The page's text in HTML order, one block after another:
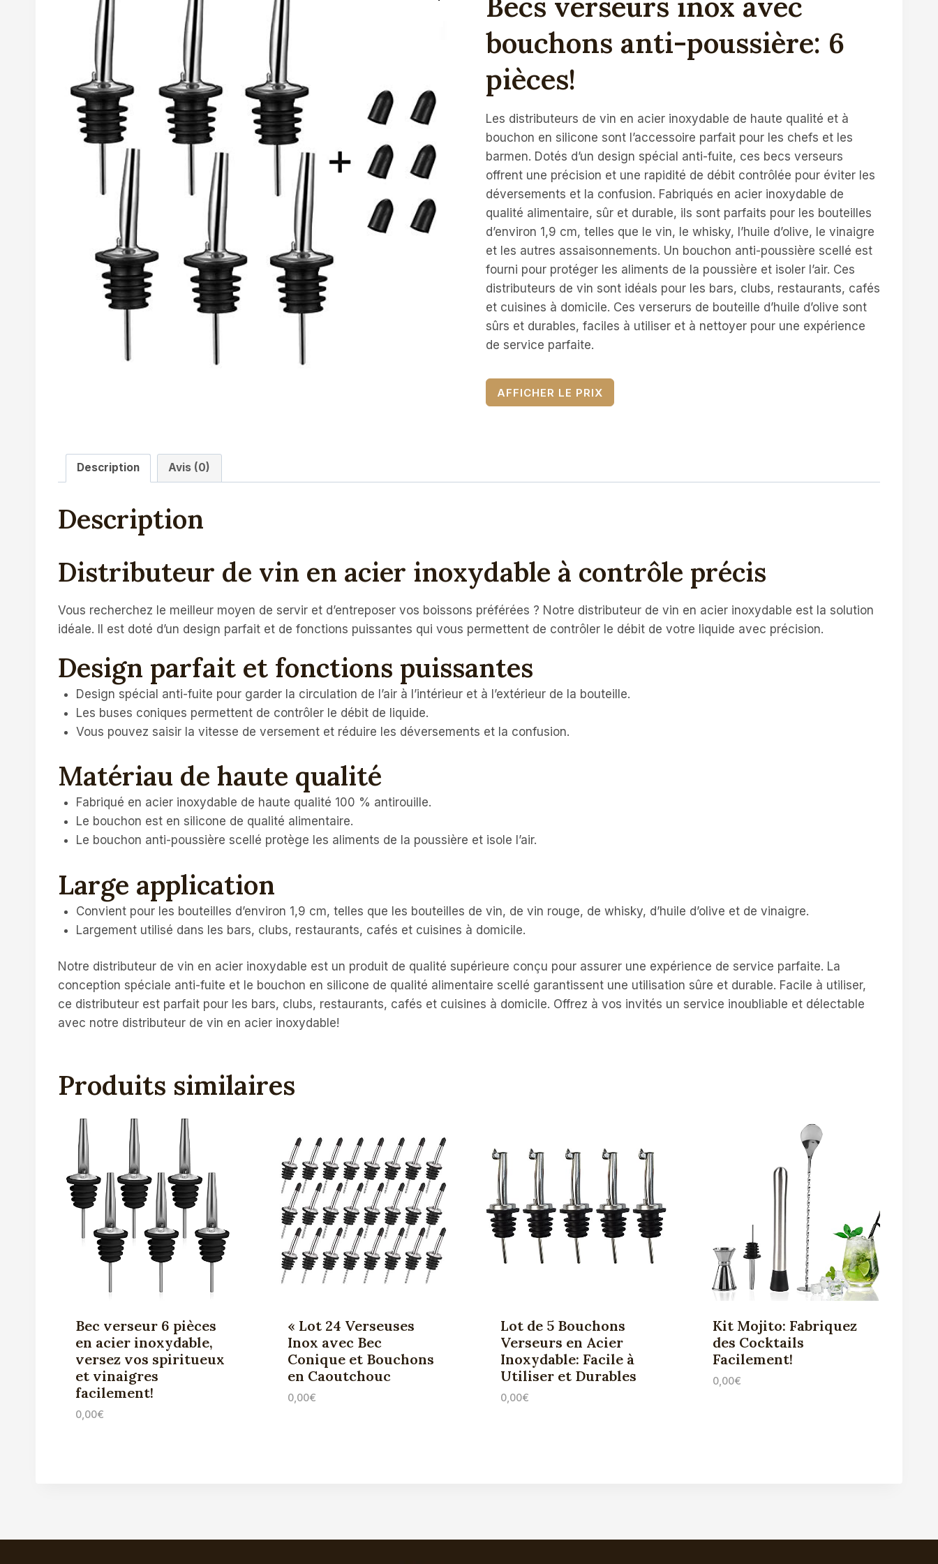
bouchons anti-poussière: 6
pièces!
Les distributeurs de vin en acier inoxydable de haute qualité et à
bouchon en silicone sont l’accessoire parfait pour les chefs et les
barmen. Dotés d’un design spécial anti-fuite, ces becs verseurs
offrent une précision et une rapidité de débit contrôlée pour éviter les
déversements et la confusion. Fabriqués en acier inoxydable de
qualité alimentaire, sûr et durable, ils sont parfaits pour les bouteilles
d’environ 1,9 cm, telles que le vin, le whisky, l’huile d’olive, le vinaigre
et les autres assaisonnements. Un bouchon anti-poussière scellé est
fourni pour protéger les aliments de la poussière et isoler l’air. Ces
distributeurs de vin sont idéals pour les bars, clubs, restaurants, cafés
et cuisines à domicile. Ces verserurs de bouteille d’huile d’olive sont
sûrs et durables, faciles à utiliser et à nettoyer pour une expérience
de service parfaite.
AFFICHER LE PRIX
Description Avis (0)
Description
Distributeur de vin en acier inoxydable à contrôle précis
Vous recherchez le meilleur moyen de servir et d’entreposer vos boissons préférées ? Notre distributeur de vin en acier inoxydable est la solution
idéale. Il est doté d’un design parfait et de fonctions puissantes qui vous permettent de contrôler le débit de votre liquide avec précision.
Design parfait et fonctions puissantes
Design spécial anti-fuite pour garder la circulation de l’air à l’intérieur et à l’extérieur de la bouteille.
Les buses coniques permettent de contrôler le débit de liquide.
Vous pouvez saisir la vitesse de versement et réduire les déversements et la confusion.
Matériau de haute qualité
Fabriqué en acier inoxydable de haute qualité 100 % antirouille.
Le bouchon est en silicone de qualité alimentaire.
Le bouchon anti-poussière scellé protège les aliments de la poussière et isole l’air.
Large application
Convient pour les bouteilles d’environ 1,9 cm, telles que les bouteilles de vin, de vin rouge, de whisky, d’huile d’olive et de vinaigre.
Largement utilisé dans les bars, clubs, restaurants, cafés et cuisines à domicile.
Notre distributeur de vin en acier inoxydable est un produit de qualité supérieure conçu pour assurer une expérience de service parfaite. La
conception spéciale anti-fuite et le bouchon en silicone de qualité alimentaire scellé garantissent une utilisation sûre et durable. Facile à utiliser,
ce distributeur est parfait pour les bars, clubs, restaurants, cafés et cuisines à domicile. Offrez à vos invités un service inoubliable et délectable
avec notre distributeur de vin en acier inoxydable!
Produits similaires
Bec verseur 6 pièces
en acier inoxydable,
versez vos spiritueux
et vinaigres
facilement!
0,00€
« Lot 24 Verseuses
Inox avec Bec
Conique et Bouchons
en Caoutchouc
0,00€
Lot de 5 Bouchons
Verseurs en Acier
Inoxydable: Facile à
Utiliser et Durables
0,00€
Kit Mojito: Fabriquez
des Cocktails
Facilement!
0,00€